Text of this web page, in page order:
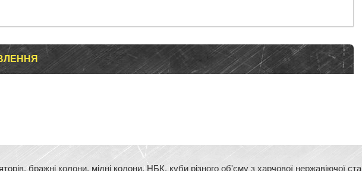
бражні колони, мідні колони, НБК, куби різного об'єму з харчової нержавіючої